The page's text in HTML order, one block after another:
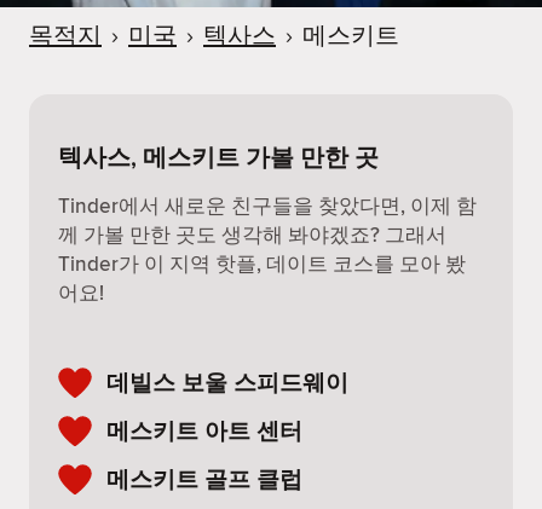
목적지 › 미국 › 텍사스 › 메스키트
텍사스, 메스키트 가볼 만한 곳
Tinder에서 새로운 친구들을 찾았다면, 이제 함
께 가볼 만한 곳도 생각해 봐야겠죠? 그래서
Tinder가 이 지역 핫플, 데이트 코스를 모아 봤
어요!
데빌스 보울 스피드웨이
메스키트 아트 센터
메스키트 골프 클럽